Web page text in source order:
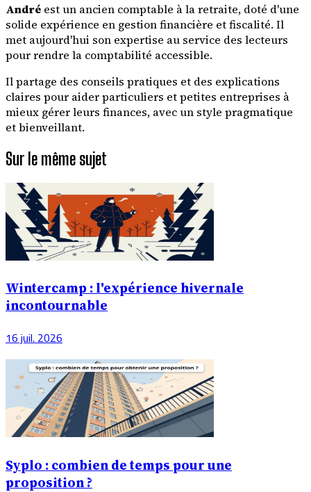
André est un ancien comptable à la retraite, doté d'une
solide expérience en gestion financière et fiscalité. Il
met aujourd'hui son expertise au service des lecteurs
pour rendre la comptabilité accessible.
Il partage des conseils pratiques et des explications
claires pour aider particuliers et petites entreprises à
mieux gérer leurs finances, avec un style pragmatique
et bienveillant.
Sur le même sujet
Wintercamp : l'expérience hivernale
incontournable
16 juil. 2026
Syplo : combien de temps pour une
proposition ?